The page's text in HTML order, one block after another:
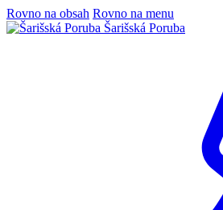
Rovno na obsah Rovno na menu
Šarišská Poruba